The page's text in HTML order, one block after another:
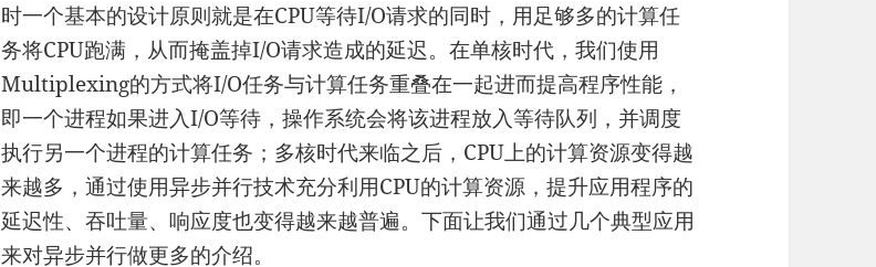
时一个基本的设计原则就是在CPU等待I/O请求的同时，用足够多的计算任
务将CPU跑满，从而掩盖掉I/O请求造成的延迟。在单核时代，我们使用
Multiplexing的方式将I/O任务与计算任务重叠在一起进而提高程序性能，
即一个进程如果进入I/O等待，操作系统会将该进程放入等待队列，并调度
执行另一个进程的计算任务；多核时代来临之后，CPU上的计算资源变得越
来越多，通过使用异步并行技术充分利用CPU的计算资源，提升应用程序的
延迟性、吞吐量、响应度也变得越来越普遍。下面让我们通过几个典型应用
来对异步并行做更多的介绍。